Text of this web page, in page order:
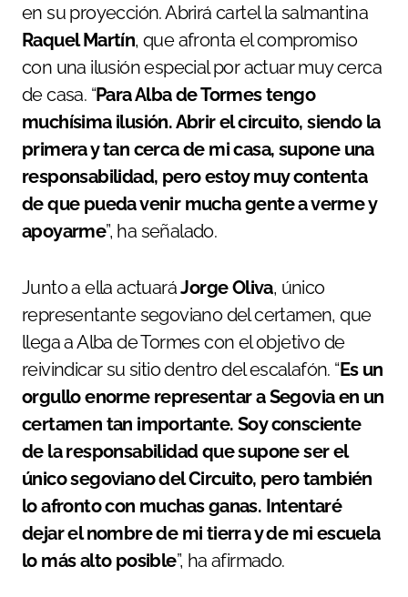
en su proyección. Abrirá cartel la salmantina
Raquel Martín, que afronta el compromiso
con una ilusión especial por actuar muy cerca
de casa. “Para Alba de Tormes tengo
muchísima ilusión. Abrir el circuito, siendo la
primera y tan cerca de mi casa, supone una
responsabilidad, pero estoy muy contenta
de que pueda venir mucha gente a verme y
apoyarme”, ha señalado.
Junto a ella actuaráJorge Oliva, único
representante segoviano del certamen, que
llega a Alba de Tormes con el objetivo de
reivindicar su sitio dentro del escalafón. “Es un
orgullo enorme representar a Segovia en un
certamen tan importante. Soy consciente
de la responsabilidad que supone ser el
único segoviano del Circuito, pero también
lo afronto con muchas ganas. Intentaré
dejar el nombre de mi tierra y de mi escuela
lo más alto posible”, ha afirmado.